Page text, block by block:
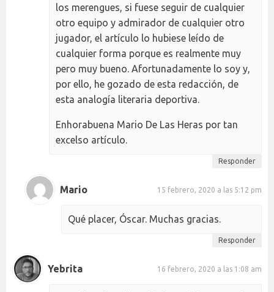
los merengues, si fuese seguir de cualquier
otro equipo y admirador de cualquier otro
jugador, el artículo lo hubiese leído de
cualquier forma porque es realmente muy
pero muy bueno. Afortunadamente lo soy y,
por ello, he gozado de esta redacción, de
esta analogía literaria deportiva.
Enhorabuena Mario De Las Heras por tan
excelso artículo.
Responder
Mario 15 febrero, 2020 a las 5:12 pm
Qué placer, Óscar. Muchas gracias.
Responder
Yebrita 16 febrero, 2020 a las 1:08 am